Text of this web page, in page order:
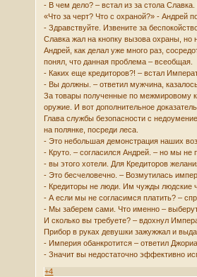
- В чем дело? – встал из за стола
«Что за черт? Что с охраной?» - Андрей
- Здравствуйте. Извените за
Славка жал на кнопку вызова охраны, но
Андрей, как делал уже много раз,
понял, что данная проблема – всеобщая.
- Каких еще кредиторов?! – встал
- Вы должны. – ответил мужчина,
За товары полученные по межмировому
оружие. И вот дополнительное
Глава службы безопасности с
на полянке, посреди леса.
- Это небольшая демонстрация наших
- Круто. – согласился Андрей. – но мы не
- вы этого хотели. Для Кредиторов
- Это бесчеловечно. – Возмутилась
- Кредиторы не люди. Им чужды людские
- А если мы не согласимся платить? –
- Мы заберем сами. Что именно –
И сколько вы требуете? – вдохнул
Прибор в руках девушки зажужжал и
- Империя обанкротится – ответил
- Значит вы недостаточно эффективно
+4